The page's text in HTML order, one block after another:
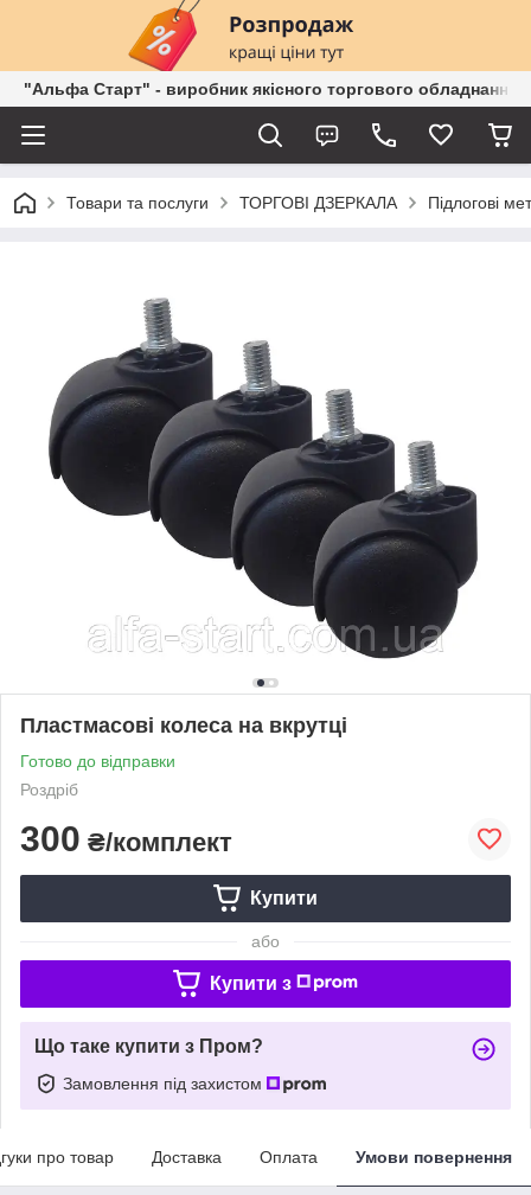
"Альфа Старт" - виробник якісного торгового обладнання
Товари та послуги ТОРГОВІ ДЗЕРКАЛА Підлогові
Пластмасові колеса на вкрутці
Готово до відправки
Роздріб
300 ₴/комплект
Купити
або
Купити з
Що таке купити з Пром?
Замовлення під захистом
про товар Доставка Оплата Умови повернення